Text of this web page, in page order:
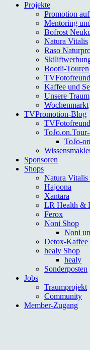
Projekte
Promotion
Mentoring
Bofrost
Natura Vitalis
Raso
Bootli-Touren
Kaffee und
Unsere
Wochenmarkt
TVPromotion-Blog
ToJo-
Sponsoren
Shops
Natura Vitalis
Hajoona
Xantara
LR Health &
Ferox
Noni Shop
Noni
Detox-Kaffee
healy Shop
healy
Sonderposten
Jobs
Traumprojekt
Community
Member-Zugang